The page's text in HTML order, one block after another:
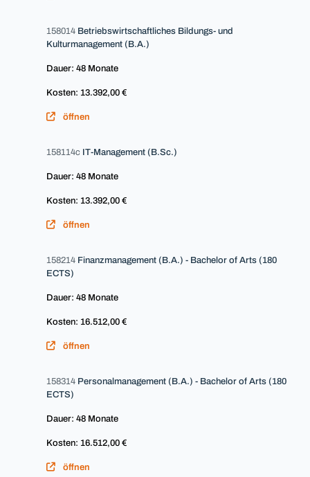
158014 Betriebswirtschaftliches Bildungs- und
Kulturmanagement (B.A.)
Dauer: 48 Monate
Kosten: 13.392,00 €
öffnen
158114c IT-Management (B.Sc.)
Dauer: 48 Monate
Kosten: 13.392,00 €
öffnen
158214 Finanzmanagement (B.A.) - Bachelor of Arts (180
ECTS)
Dauer: 48 Monate
Kosten: 16.512,00 €
öffnen
158314 Personalmanagement (B.A.) - Bachelor of Arts (180
ECTS)
Dauer: 48 Monate
Kosten: 16.512,00 €
öffnen